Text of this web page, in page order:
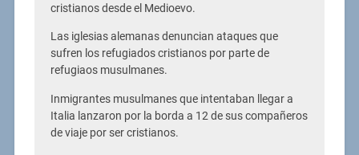
cristianos desde el Medioevo.
Las iglesias alemanas denuncian ataques que
sufren los refugiados cristianos por parte de
refugiaos musulmanes.
Inmigrantes musulmanes que intentaban llegar a
Italia lanzaron por la borda a 12 de sus compañeros
de viaje por ser cristianos.